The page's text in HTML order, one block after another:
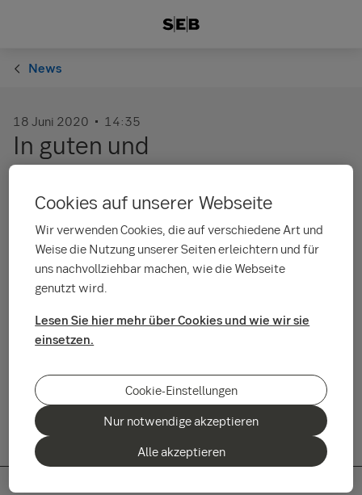
News
18 Juni 2020 14:35
In guten und
herausfordernden Zeiten
Die COVID-Krise hat die Gesundheit, die
Unternehmen und die Gesellschaft als
Ganzes tief getroffen. Wahrscheinlich in
einem größeren Ausmaß, als wir es uns
jemals vorstellen konnten. Wir möchten
diesen Film allen widmen, die dafür
all in this together.
Cookies auf unserer Webseite
Wir verwenden Cookies, die auf verschiedene Art und
Weise die Nutzung unserer Seiten erleichtern und für
uns nachvollziehbar machen, wie die Webseite
genutzt wird.
Lesen Sie hier mehr über Cookies und wie wir sie
einsetzen.
Cookie-Einstellungen
Nur notwendige akzeptieren
Alle akzeptieren